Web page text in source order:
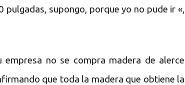
pulgadas, supongo, porque yo no pude ir «,
empresa no se compra madera de alerce
que toda la madera que obtiene la